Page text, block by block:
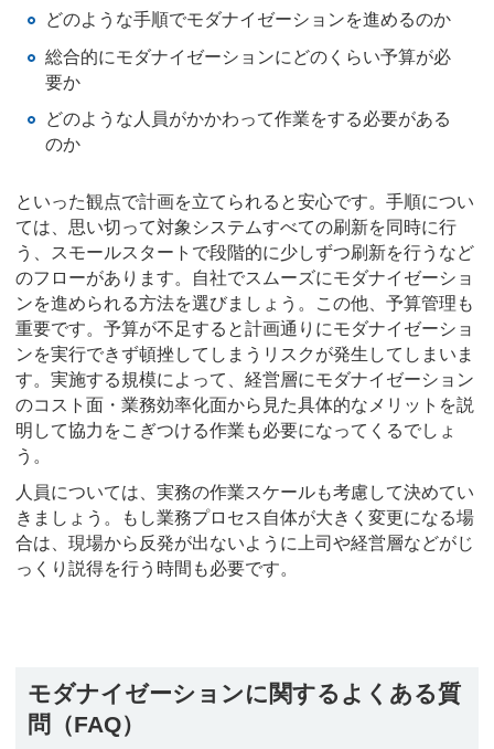
どのような手順でモダナイゼーションを進めるのか
総合的にモダナイゼーションにどのくらい予算が必
要か
どのような人員がかかわって作業をする必要がある
のか
といった観点で計画を立てられると安心です。手順につい
ては、思い切って対象システムすべての刷新を同時に行
う、スモールスタートで段階的に少しずつ刷新を行うなど
のフローがあります。自社でスムーズにモダナイゼーショ
ンを進められる方法を選びましょう。この他、予算管理も
重要です。予算が不足すると計画通りにモダナイゼーショ
ンを実行できず頓挫してしまうリスクが発生してしまいま
す。実施する規模によって、経営層にモダナイゼーション
のコスト面・業務効率化面から見た具体的なメリットを説
明して協力をこぎつける作業も必要になってくるでしょ
う。
人員については、実務の作業スケールも考慮して決めてい
きましょう。もし業務プロセス自体が大きく変更になる場
合は、現場から反発が出ないように上司や経営層などがじ
っくり説得を行う時間も必要です。
モダナイゼーションに関するよくある質
問（FAQ）